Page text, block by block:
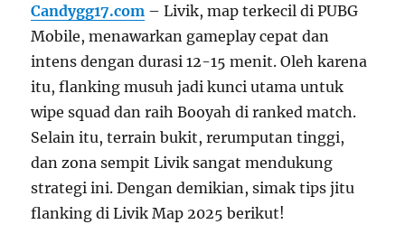
Candygg17.com – Livik, map terkecil di PUBG
Mobile, menawarkan gameplay cepat dan
intens dengan durasi 12-15 menit. Oleh karena
itu, flanking musuh jadi kunci utama untuk
wipe squad dan raih Booyah di ranked match.
Selain itu, terrain bukit, rerumputan tinggi,
dan zona sempit Livik sangat mendukung
strategi ini. Dengan demikian, simak tips jitu
flanking di Livik Map 2025 berikut!